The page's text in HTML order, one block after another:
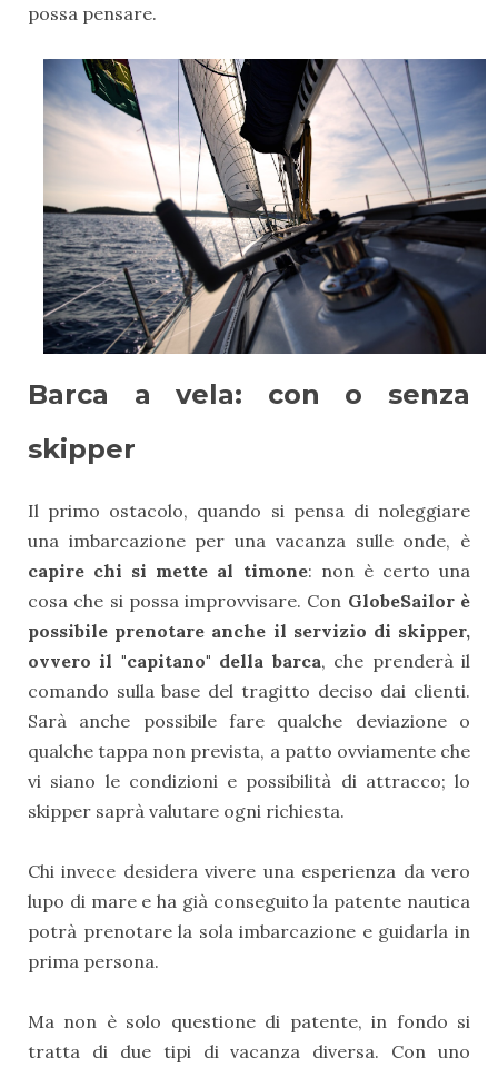
possa pensare.
Barca a vela: con o senza
skipper
Il primo ostacolo, quando si pensa di noleggiare
una imbarcazione per una vacanza sulle onde, è
capire chi si mette al timone: non è certo una
cosa che si possa improvvisare. Con GlobeSailor è
possibile prenotare anche il servizio di skipper,
ovvero il "capitano" della barca, che prenderà il
comando sulla base del tragitto deciso dai clienti.
Sarà anche possibile fare qualche deviazione o
qualche tappa non prevista, a patto ovviamente che
vi siano le condizioni e possibilità di attracco; lo
skipper saprà valutare ogni richiesta.
Chi invece desidera vivere una esperienza da vero
lupo di mare e ha già conseguito la patente nautica
potrà prenotare la sola imbarcazione e guidarla in
prima persona.
Ma non è solo questione di patente, in fondo si
tratta di due tipi di vacanza diversa. Con uno